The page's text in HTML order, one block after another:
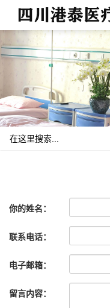
你的姓名：
联系电话：
电子邮箱：
留言内容：